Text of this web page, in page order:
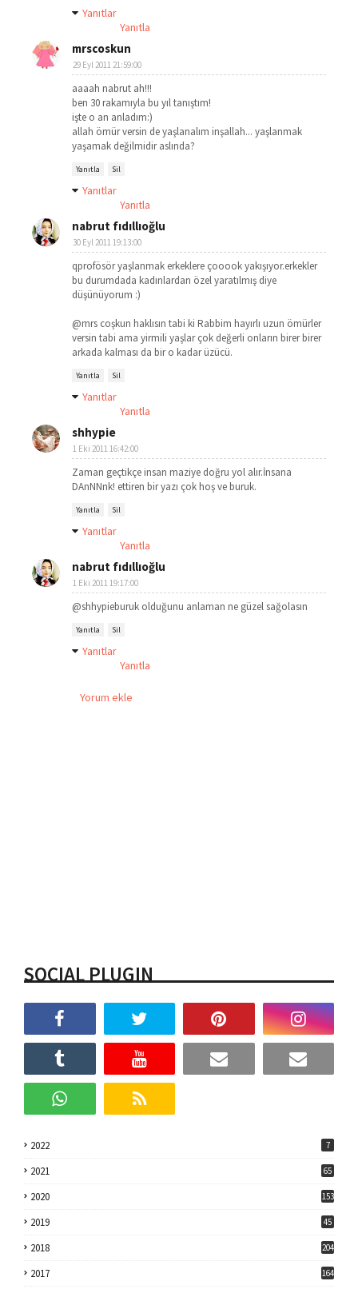
Yanıtlar
Yanıtla
mrscoskun
29 Eyl 2011 21:59:00
aaaah nabrut ah!!!
ben 30 rakamıyla bu yıl tanıştım!
işte o an anladım:)
allah ömür versin de yaşlanalım inşallah... yaşlanmak
yaşamak değilmidir aslında?
Yanıtla Sil
Yanıtlar
Yanıtla
nabrut fıdıllıoğlu
30 Eyl 2011 19:13:00
qprofösör yaşlanmak erkeklere çooook yakışıyor.erkekler
bu durumdada kadınlardan özel yaratılmış diye
düşünüyorum :)
@mrs coşkun haklısın tabi ki Rabbim hayırlı uzun ömürler
versin tabi ama yirmili yaşlar çok değerli onların birer birer
arkada kalması da bir o kadar üzücü.
Yanıtla Sil
Yanıtlar
Yanıtla
shhypie
1 Eki 2011 16:42:00
Zaman geçtikçe insan maziye doğru yol alır.İnsana
DAnNNnk! ettiren bir yazı çok hoş ve buruk.
Yanıtla Sil
Yanıtlar
Yanıtla
nabrut fıdıllıoğlu
1 Eki 2011 19:17:00
@shhypieburuk olduğunu anlaman ne güzel sağolasın
Yanıtla Sil
Yanıtlar
Yanıtla
Yorum ekle
SOCIAL PLUGIN
2022 7
2021 65
2020 153
2019 45
2018 204
2017 164